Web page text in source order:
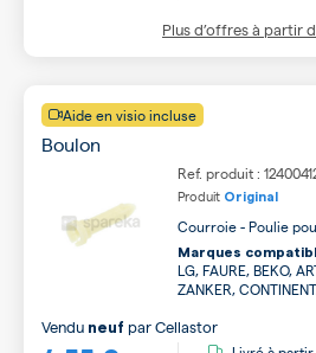
Plus d’offres à partir
Aide en visio incluse
Boulon
Ref. produit :
Produit Original
Courroie - Poulie
Marques
LG, FAURE, BEKO,
ZANKER,
Vendu neuf parCellastor